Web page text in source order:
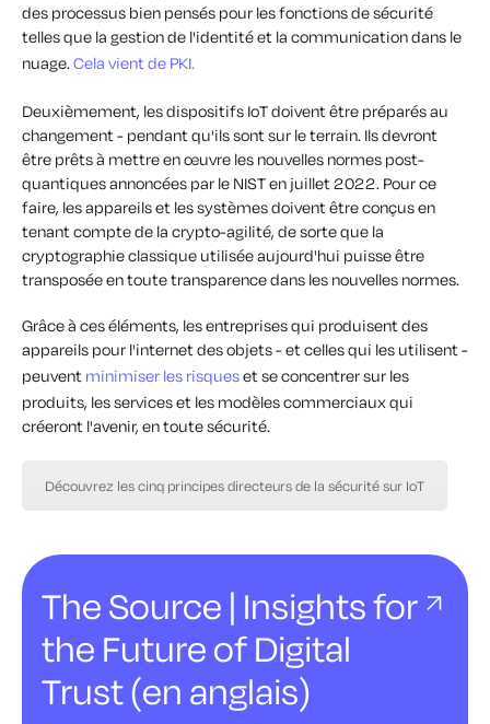
des processus bien pensés pour les fonctions de sécurité
telles que la gestion de l'identité et la communication dans le
nuage. Cela vient de PKI.
Deuxièmement, les dispositifs IoT doivent être préparés au
changement - pendant qu'ils sont sur le terrain. Ils devront
être prêts à mettre en œuvre les nouvelles normes post-
quantiques annoncées par le NIST en juillet 2022. Pour ce
faire, les appareils et les systèmes doivent être conçus en
tenant compte de la crypto-agilité, de sorte que la
cryptographie classique utilisée aujourd'hui puisse être
transposée en toute transparence dans les nouvelles normes.
Grâce à ces éléments, les entreprises qui produisent des
appareils pour l'internet des objets - et celles qui les utilisent -
peuvent minimiser les risqueset se concentrer sur les
produits, les services et les modèles commerciaux qui
créeront l'avenir, en toute sécurité.
Découvrez les cinq principes directeurs de la sécurité sur IoT
The Source | Insights for
the Future of Digital
Trust (en anglais)